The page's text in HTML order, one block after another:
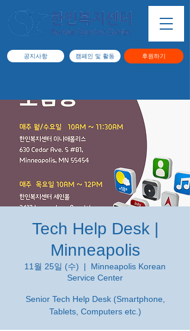
공지사항 캠페인 및 활동 후원하기
Tech Help Desk |
Minneapolis
11월 25일 (수)
  |
Minneapolis Korean
Service Center
Senior Tech Help Desk (Smartphone,
Tablets, Computers etc.)